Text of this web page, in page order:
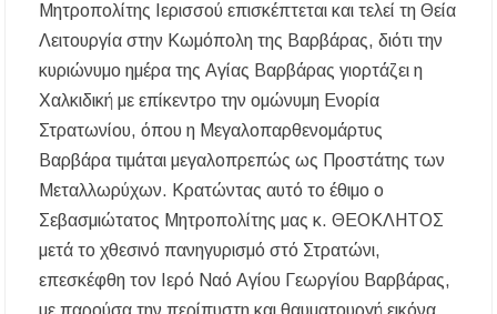
Πτώση στις τιμές των καυσίμων: Κάτω από τα
2 ευρώ η αμόλυβδη μέσα στην εβδομάδα
ανέργους ηλικίας 55 έως 67 ετών – Στους
43.000 οι συνολικοί ωφελούμενοι
Χαλκιδικής – Το πρόγραμμα των ιερών
ακολουθιών
Η Φωτεινή Βελεσιώτου έρχεται στην
Ουρανούπολη για μια μοναδική συναυλία στον
Μητροπολίτης Ιερισσού επισκέπτεται και τελεί τη Θεία
Λειτουργία στην Κωμόπολη της Βαρβάρας, διότι την
κυριώνυμο ημέρα της Αγίας Βαρβάρας γιορτάζει η
Χαλκιδική με επίκεντρο την ομώνυμη Ενορία
Στρατωνίου, όπου η Μεγαλοπαρθενομάρτυς
Βαρβάρα τιμάται μεγαλοπρεπώς ως Προστάτης των
Μεταλλωρύχων. Κρατώντας αυτό το έθιμο ο
Σεβασμιώτατος Μητροπολίτης μας κ. ΘΕΟΚΛΗΤΟΣ
μετά το χθεσινό πανηγυρισμό στό Στρατώνι,
επεσκέφθη τον Ιερό Ναό Αγίου Γεωργίου Βαρβάρας,